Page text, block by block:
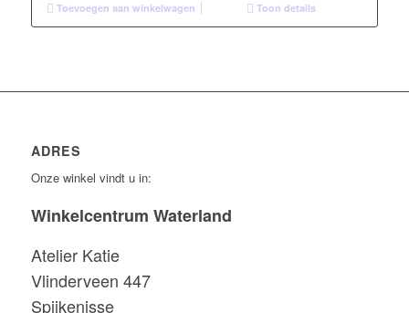
Toevoegen aan winkelwagen Toon details
ADRES
Onze winkel vindt u in:
Winkelcentrum Waterland
Atelier Katie
Vlinderveen 447
Spijkenisse